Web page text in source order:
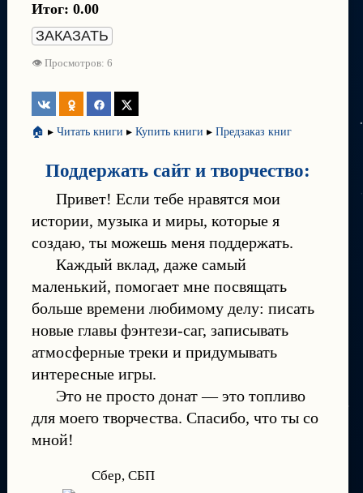
Итог: 0.00
👁 Просмотров: 6
🏠 ▸ Читать книги ▸ Купить книги ▸ Предзаказ книг
Поддержать сайт и творчество:
Привет! Если тебе нравятся мои
истории, музыка и миры, которые я
создаю, ты можешь меня поддержать.
Каждый вклад, даже самый
маленький, помогает мне посвящать
больше времени любимому делу: писать
новые главы фэнтези-саг, записывать
атмосферные треки и придумывать
интересные игры.
Это не просто донат — это топливо
для моего творчества. Спасибо, что ты со
мной!
Сбер, СБП